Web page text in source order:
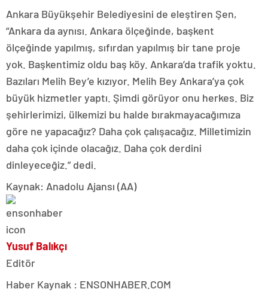
Ankara Büyükşehir Belediyesini de eleştiren Şen,
“Ankara da aynısı. Ankara ölçeğinde, başkent
ölçeğinde yapılmış, sıfırdan yapılmış bir tane proje
yok. Başkentimiz oldu baş köy. Ankara’da trafik yoktu.
Bazıları Melih Bey’e kızıyor. Melih Bey Ankara’ya çok
büyük hizmetler yaptı. Şimdi görüyor onu herkes. Biz
şehirlerimizi, ülkemizi bu halde bırakmayacağımıza
göre ne yapacağız? Daha çok çalışacağız. Milletimizin
daha çok içinde olacağız. Daha çok derdini
dinleyeceğiz.” dedi.
Kaynak: Anadolu Ajansı (AA)
Yusuf Balıkçı
Editör
Haber Kaynak : ENSONHABER.COM